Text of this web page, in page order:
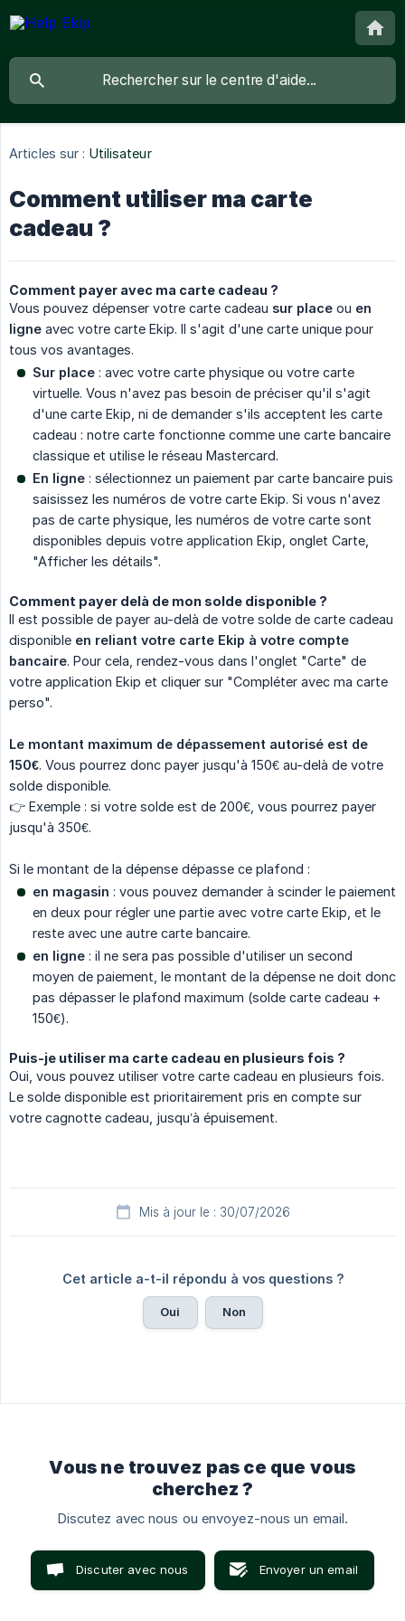
Articles sur : Utilisateur
Comment utiliser ma carte
cadeau ?
Comment payer avec ma carte cadeau ?
Vous pouvez dépenser votre carte cadeau sur place ou en
ligne avec votre carte Ekip. Il s'agit d'une carte unique pour
tous vos avantages.
Sur place : avec votre carte physique ou votre carte
virtuelle. Vous n'avez pas besoin de préciser qu'il s'agit
d'une carte Ekip, ni de demander s'ils acceptent les carte
cadeau : notre carte fonctionne comme une carte bancaire
classique et utilise le réseau Mastercard.
En ligne : sélectionnez un paiement par carte bancaire puis
saisissez les numéros de votre carte Ekip. Si vous n'avez
pas de carte physique, les numéros de votre carte sont
disponibles depuis votre application Ekip, onglet Carte,
"Afficher les détails".
Comment payer delà de mon solde disponible ?
Il est possible de payer au-delà de votre solde de carte cadeau
disponible en reliant votre carte Ekip à votre compte
bancaire. Pour cela, rendez-vous dans l'onglet "Carte" de
votre application Ekip et cliquer sur "Compléter avec ma carte
perso".
Le montant maximum de dépassement autorisé est de
150€. Vous pourrez donc payer jusqu'à 150€ au-delà de votre
solde disponible.
👉 Exemple : si votre solde est de 200€, vous pourrez payer
jusqu'à 350€.
Si le montant de la dépense dépasse ce plafond :
en magasin : vous pouvez demander à scinder le paiement
en deux pour régler une partie avec votre carte Ekip, et le
reste avec une autre carte bancaire.
en ligne : il ne sera pas possible d'utiliser un second
moyen de paiement, le montant de la dépense ne doit donc
pas dépasser le plafond maximum (solde carte cadeau +
150€).
Puis-je utiliser ma carte cadeau en plusieurs fois ?
Oui, vous pouvez utiliser votre carte cadeau en plusieurs fois.
Le solde disponible est prioritairement pris en compte sur
votre cagnotte cadeau, jusqu’à épuisement.
Mis à jour le : 30/07/2026
Cet article a-t-il répondu à vos questions ?
Oui Non
Vous ne trouvez pas ce que vous
cherchez ?
Discutez avec nous ou envoyez-nous un email.
Discuter avec nous Envoyer un email